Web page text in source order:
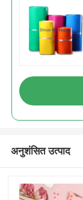
अनुशंसित उत्पाद